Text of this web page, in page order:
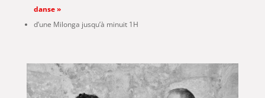
danse »
d’une Milonga jusqu’à minuit 1H